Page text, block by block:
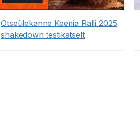
Otseülekanne Keenia Ralli 2025
shakedown testikatselt